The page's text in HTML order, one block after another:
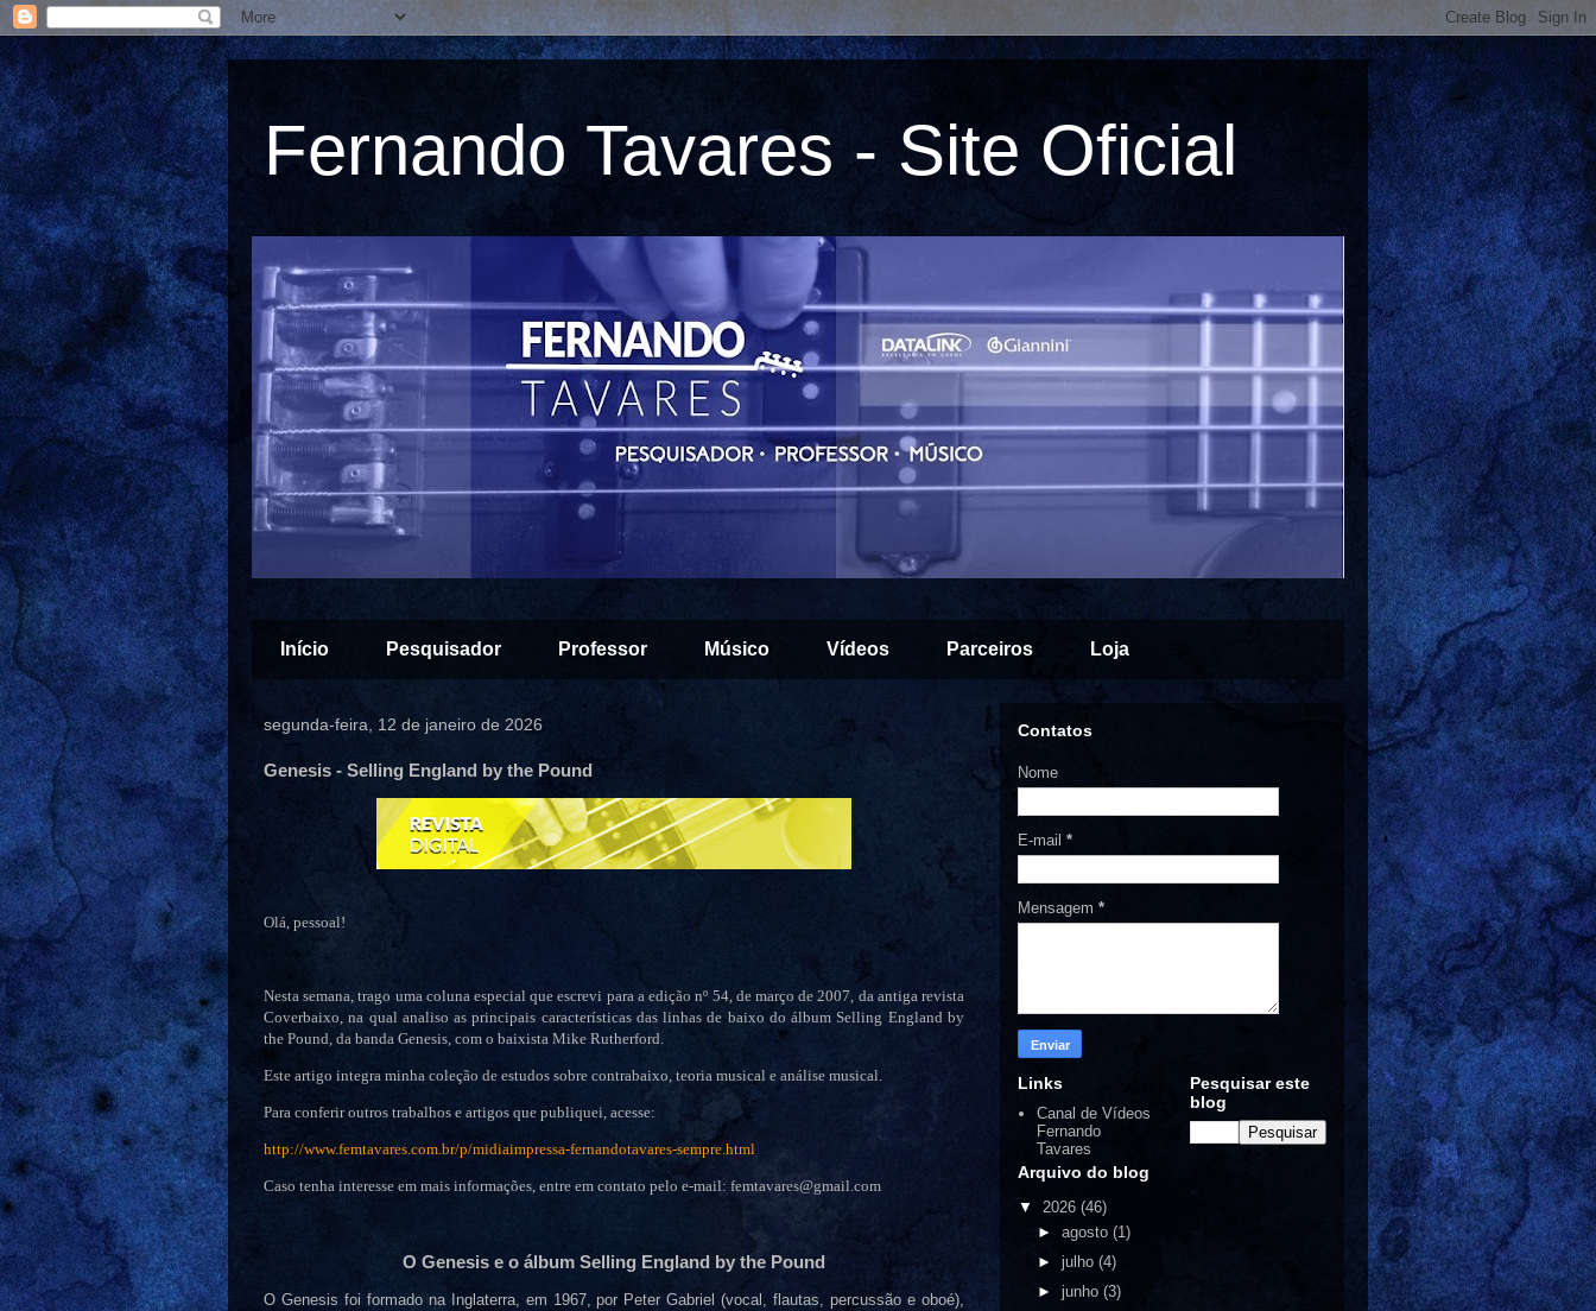
Fernando Tavares - Site Oficial
Início Pesquisador Professor Músico Vídeos Parceiros Loja
segunda-feira, 12 de janeiro de 2026
Genesis - Selling England by the Pound
Olá, pessoal!
Nesta semana, trago uma coluna especial que escrevi para a edição nº 54, de março de 2007, da antiga revista
Coverbaixo, na qual analiso as principais características das linhas de baixo do álbum Selling England by
the Pound, da banda Genesis, com o baixista Mike Rutherford.
Este artigo integra minha coleção de estudos sobre contrabaixo, teoria musical e análise musical.
Para conferir outros trabalhos e artigos que publiquei, acesse:
http://www.femtavares.com.br/p/midiaimpressa-fernandotavares-sempre.html
Caso tenha interesse em mais informações, entre em contato pelo e-mail: femtavares@gmail.com
O Genesis e o álbum Selling England by the Pound
O Genesis foi formado na Inglaterra, em 1967, por Peter Gabriel (vocal, flautas, percussão e oboé),
Contatos
Nome
E-mail *
Mensagem *
Links
Canal de Vídeos
Fernando
Tavares
Pesquisar este
blog
Arquivo do blog
▼ 2026 (46)
► agosto (1)
► julho (4)
► junho (3)